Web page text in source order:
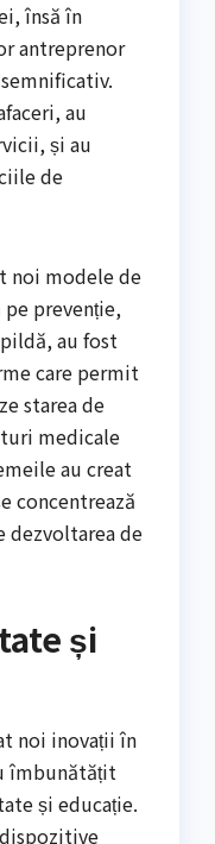
însă în
antreprenor
au
și au
de
noi modele de
pe prevenție,
au fost
care permit
starea de
medicale
au creat
concentrează
dezvoltarea de
și
noi inovații în
îmbunătățit
și educație.